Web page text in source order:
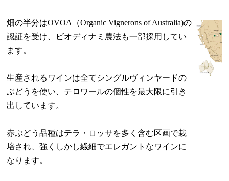
畑の半分はOVOA（Organic Vignerons of Australia)の
認証を受け、ビオディナミ農法も一部採用してい
ます。
生産されるワインは全てシングルヴィンヤードの
ぶどうを使い、テロワールの個性を最大限に引き
出しています。
赤ぶどう品種はテラ・ロッサを多く含む区画で栽
培され、強くしかし繊細でエレガントなワインに
なります。